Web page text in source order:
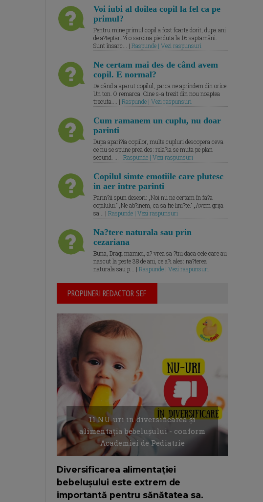
Voi iubi al doilea copil la fel ca pe
primul?
Pentru mine primul copil a fost foarte dorit, dupa ani
de a?teptari ?i o sarcina pierduta la 16 saptamâni.
Sunt însarc... | Raspunde | Vezi raspunsuri
Ne certam mai des de când avem
copil. E normal?
De când a aparut copilul, parca ne aprindem din orice.
Un ton. O remarca. Cine s-a trezit din nou noaptea
trecuta.... | Raspunde | Vezi raspunsuri
Cum ramanem un cuplu, nu doar
parinti
Dupa apari?ia copiilor, multe cupluri descopera ceva
ce nu se spune prea des: rela?ia se muta pe plan
secund. ... | Raspunde | Vezi raspunsuri
Copilul simte emotiile care plutesc
in aer intre parinti
Parin?ii spun deseori: „Noi nu ne certam în fa?a
copilului.” „Ne ab?inem, ca sa fie lini?te.” „Avem grija
sa... | Raspunde | Vezi raspunsuri
Na?tere naturala sau prin
cezariana
Buna, Dragi mamici, a? vrea sa ?tiu daca cele care au
nascut la peste 38 de ani, ce a?i ales: na?terea
naturala sau p... | Raspunde | Vezi raspunsuri
PROPUNERI REDACTOR SEF
11 NU-uri in diversificarea și
alimentația bebelușului - conform
Academiei de Pediatrie
Diversificarea alimentației
bebelușului este extrem de
importantă pentru sănătatea sa.